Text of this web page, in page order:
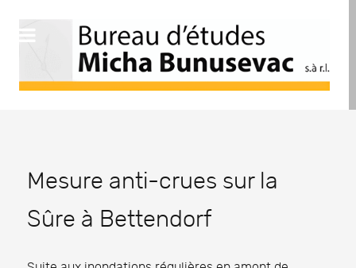
Mesure anti-crues sur la
Sûre à Bettendorf